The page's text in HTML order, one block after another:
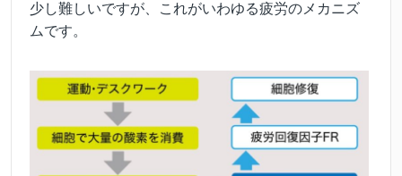
少し難しいですが、これがいわゆる疲労のメカニズ
ムです。